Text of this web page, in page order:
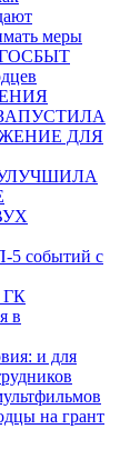
меры
ДЛЯ
5 событий с
ГК
в
и для
на грант